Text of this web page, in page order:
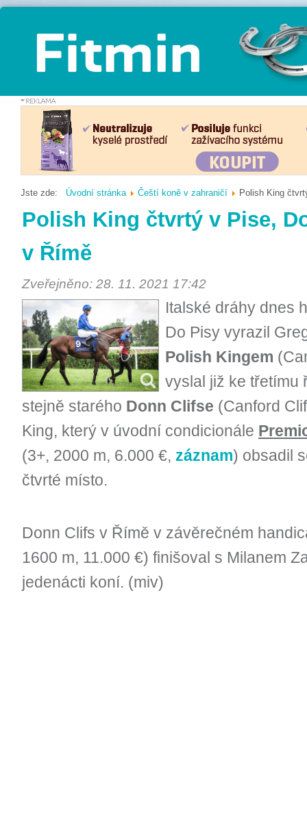
Jste zde: Úvodní stránka Čeští koně v zahraničí Polish King
Polish King čtvrtý v Pise,
v Římě
Zveřejněno: 28. 11. 2021 17:42
Italské dráhy dnes
Do Pisy vyrazil
Polish Kingem
vyslal již ke třetímu
stejně starého Donn Clifse (Canford
King, který v úvodní condicionále
(3+, 2000 m, 6.000 €, záznam) obsadil
čtvrté místo.
Donn Clifs v Římě v závěrečném
1600 m, 11.000 €) finišoval s Milanem
jedenácti koní. (miv)